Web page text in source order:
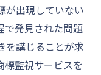
が出現していない
で発見された問題
を講じることが求
標監視サービスを